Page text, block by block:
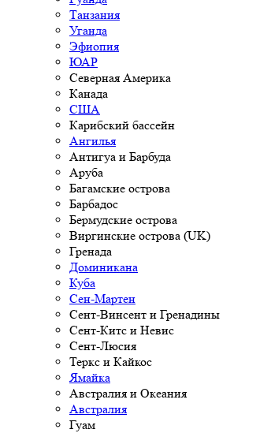
Танзания
Уганда
Эфиопия
ЮАР
Северная Америка
Канада
США
Карибский бассейн
Ангилья
Антигуа и Барбуда
Аруба
Багамские острова
Барбадос
Бермудские острова
Виргинские острова (UK)
Гренада
Доминикана
Куба
Сен-Мартен
Сент-Винсент и Гренадины
Сент-Китс и Невис
Сент-Люсия
Теркс и Кайкос
Ямайка
Австралия и Океания
Австралия
Гуам